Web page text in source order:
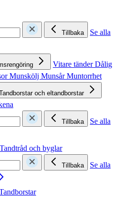
Tillbaka
Se alla
Vitare tänderDålig
Munskölj MunsårMuntorrhet
och eltandborstar
Tillbaka
Se alla
Tandtråd och byglar
Tillbaka
Se alla